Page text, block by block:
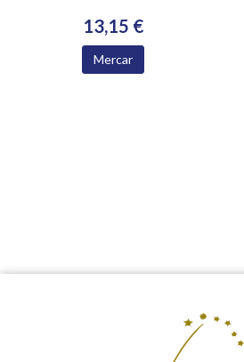
13,15 €
Mercar